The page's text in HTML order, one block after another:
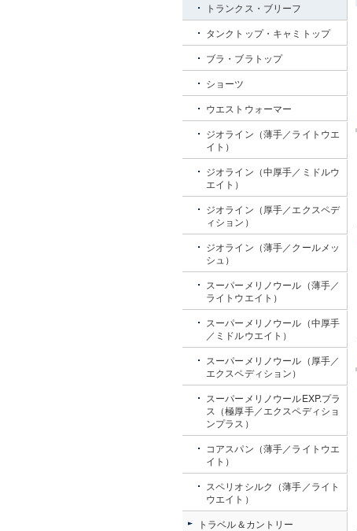
トランクス・ブリーフ
タンクトップ・キャミトップ
ブラ・ブラトップ
ショーツ
ウエストウォーマー
ジオライン（薄手／ライトウエ
イト）
ジオライン（中厚手／ミドルウ
エイト）
ジオライン（厚手／エクスペデ
ィション）
ジオライン（薄手／クールメッ
シュ）
スーパーメリノウール（薄手／
ライトウエイト）
スーパーメリノウール（中厚手
／ミドルウエイト）
スーパーメリノウール（厚手／
エクスペディション）
スーパーメリノウールEXP.プラ
ス（極厚手／エクスペディショ
ンプラス）
コアスパン（薄手／ライトウエ
イト）
スペリオシルク（薄手／ライト
ウエイト）
トラベル＆カントリー